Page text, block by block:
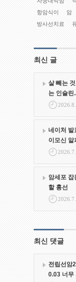
항암식이
암
방사선치료
최신 글
살 빼는
는 인슐린
네이처 발
이모신 알
암세포 잡
할 흉선
최신 댓글
전립선암
0.03 너무